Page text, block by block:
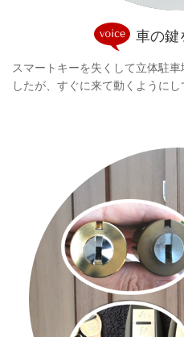
車の鍵
スマートキーを失くして立体駐
したが、すぐに来て動くように